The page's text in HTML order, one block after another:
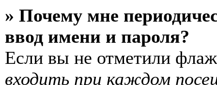
» Почему мне
ввод имени и пароля?
Если вы не отметили
входить при каждом